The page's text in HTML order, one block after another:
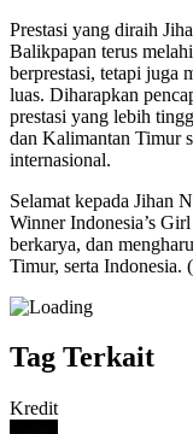
Prestasi yang diraih
Balikpapan terus
berprestasi, tetapi juga
luas. Diharapkan
prestasi yang lebih
dan Kalimantan Timur
internasional.
Selamat kepada Jihan
Winner Indonesia’s
berkarya, dan
Timur, serta Indonesia.
Tag Terkait
Kredit